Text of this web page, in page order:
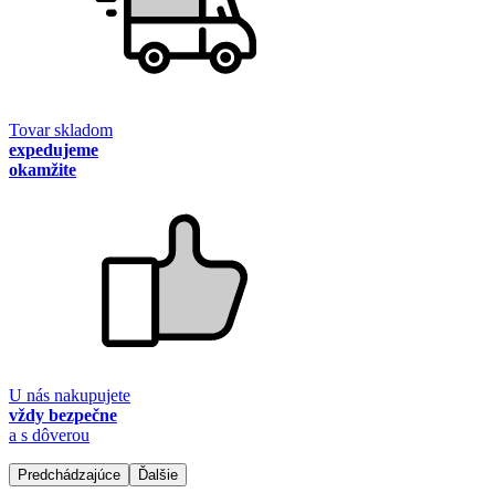
Tovar skladom
expedujeme
okamžite
U nás nakupujete
vždy bezpečne
a s dôverou
Predchádzajúce Ďalšie